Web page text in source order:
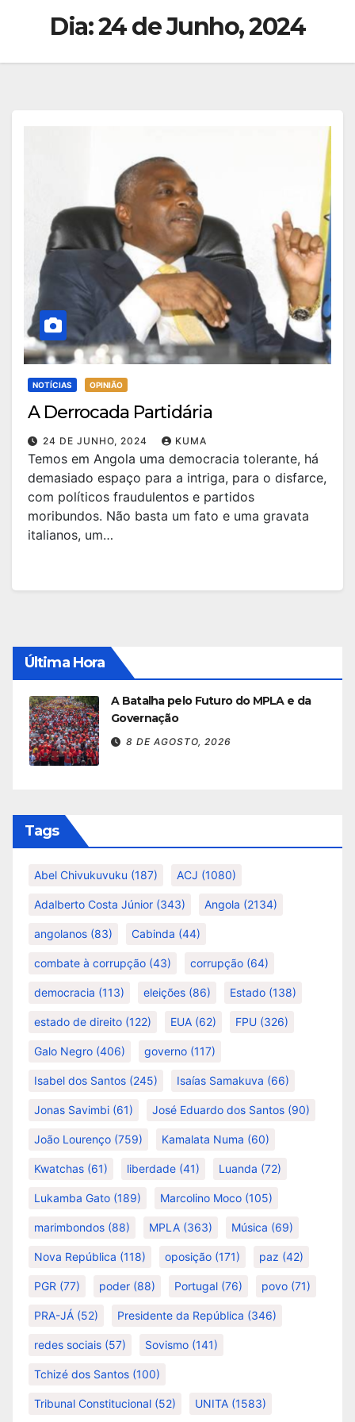
Dia:24 de Junho, 2024
NOTÍCIAS OPINIÃO
A Derrocada Partidária
24 DE JUNHO, 2024 KUMA
Temos em Angola uma democracia tolerante, há
demasiado espaço para a intriga, para o disfarce,
com políticos fraudulentos e partidos
moribundos. Não basta um fato e uma gravata
italianos, um…
Última Hora
A Batalha pelo Futuro do MPLA e da
Governação
8 DE AGOSTO, 2026
Tags
Abel Chivukuvuku (187) ACJ (1080)
Adalberto Costa Júnior (343) Angola (2134)
angolanos (83) Cabinda (44)
combate à corrupção (43) corrupção (64)
democracia (113) eleições (86) Estado (138)
estado de direito (122) EUA (62) FPU (326)
Galo Negro (406) governo (117)
Isabel dos Santos (245) Isaías Samakuva (66)
Jonas Savimbi (61) José Eduardo dos Santos (90)
João Lourenço (759) Kamalata Numa (60)
Kwatchas (61) liberdade (41) Luanda (72)
Lukamba Gato (189) Marcolino Moco (105)
marimbondos (88) MPLA (363) Música (69)
Nova República (118) oposição (171) paz (42)
PGR (77) poder (88) Portugal (76) povo (71)
PRA-JÁ (52) Presidente da República (346)
redes sociais (57) Sovismo (141)
Tchizé dos Santos (100)
Tribunal Constitucional (52) UNITA (1583)